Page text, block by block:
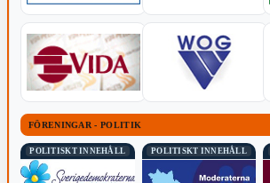
FÖRENINGAR - POLITIK
POLITISKT INNEHÅLL POLITISKT INNEHÅLL